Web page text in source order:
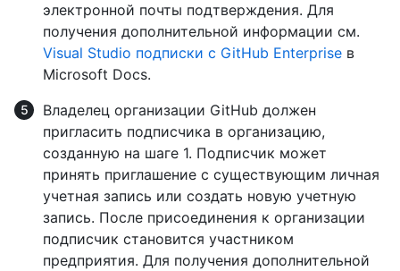
электронной почты подтверждения. Для
получения дополнительной информации см.
Visual Studio подписки с GitHub Enterprise в
Microsoft Docs.
Владелец организации GitHub должен
пригласить подписчика в организацию,
созданную на шаге 1. Подписчик может
принять приглашение с существующим личная
учетная запись или создать новую учетную
запись. После присоединения к организации
подписчик становится участником
предприятия. Для получения дополнительной